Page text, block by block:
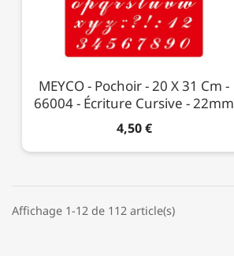
MEYCO - Pochoir - 20 X 31 Cm -
66004 - Écriture Cursive - 22mm
4,50 €
Affichage 1-12 de 112 article(s)